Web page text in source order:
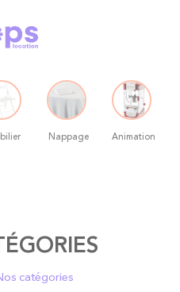
Nappage Animation
catégories